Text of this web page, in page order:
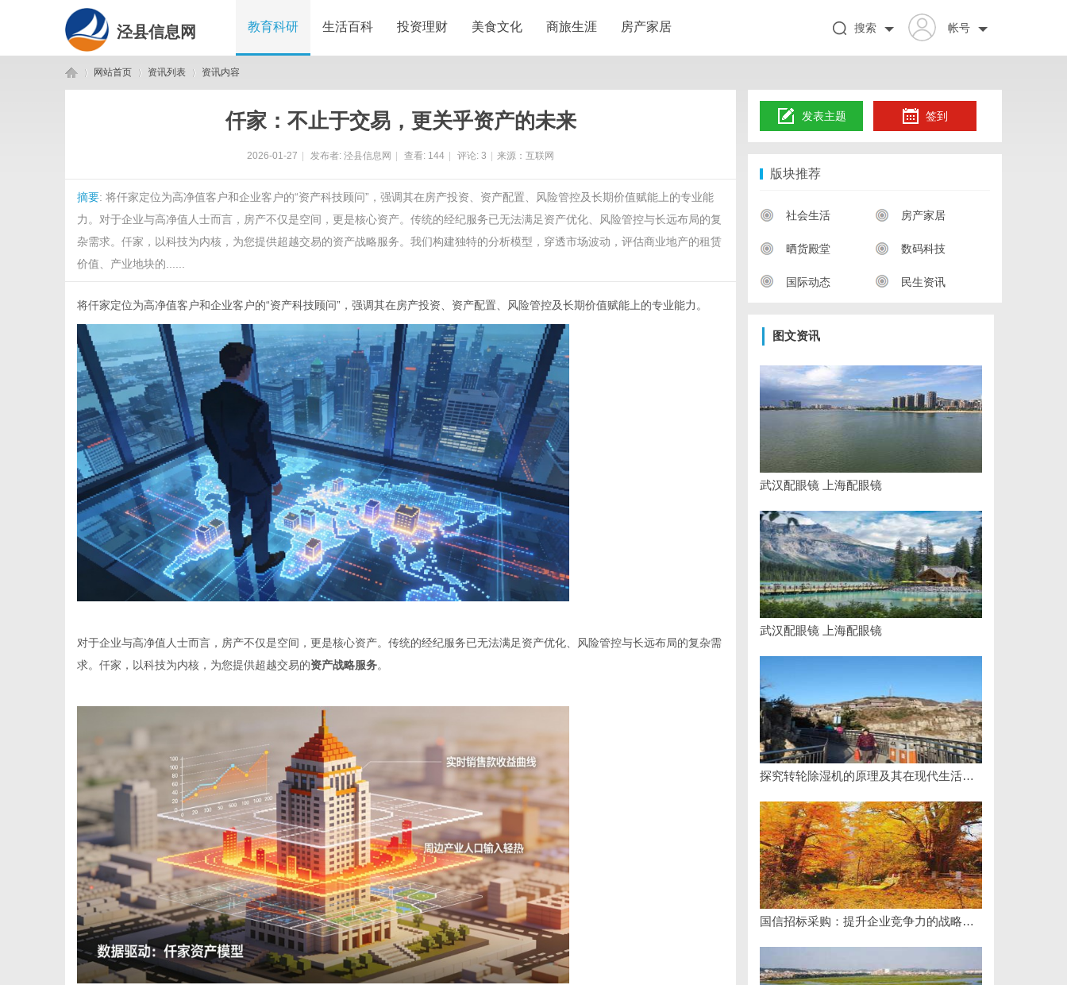
泾县信息网 教育科研 生活百科 投资理财 美食文化 商旅生涯 房产家居 帐号
搜索
网站首页 资讯列表 资讯内容
仟家：不止于交易，更关乎资产的未来
2026-01-27 发布者: 泾县信息网 查看: 144 评论: 3 来源：互联网
摘要: 将仟家定位为高净值客户和企业客户的“资产科技顾问”，强调其在房产投资、资产配置、风险管控及长期价值赋能上的专业能
力。对于企业与高净值人士而言，房产不仅是空间，更是核心资产。传统的经纪服务已无法满足资产优化、风险管控与长远布局的复
杂需求。仟家，以科技为内核，为您提供超越交易的资产战略服务。我们构建独特的分析模型，穿透市场波动，评估商业地产的租赁
价值、产业地块的......
将仟家定位为高净值客户和企业客户的“资产科技顾问”，强调其在房产投资、资产配置、风险管控及长期价值赋能上的专业能力。
对于企业与高净值人士而言，房产不仅是空间，更是核心资产。传统的经纪服务已无法满足资产优化、风险管控与长远布局的复杂需
求。仟家，以科技为内核，为您提供超越交易的资产战略服务。
发表主题 签到
版块推荐
社会生活 房产家居
晒货殿堂 数码科技
国际动态 民生资讯
图文资讯
武汉配眼镜 上海配眼镜
武汉配眼镜 上海配眼镜
探究转轮除湿机的原理及其在现代生活中的应用优势
国信招标采购：提升企业竞争力的战略利器解析